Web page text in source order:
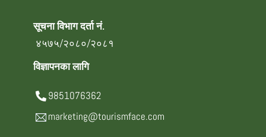
सूचना विभाग दर्ता नं.
४५७५/२०८०/२०८१
विज्ञापनका लागि
9851076362
marketing@tourismface.com